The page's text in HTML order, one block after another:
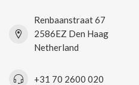
Renbaanstraat 67
2586EZ Den Haag
Netherland
+31 70 2600 020